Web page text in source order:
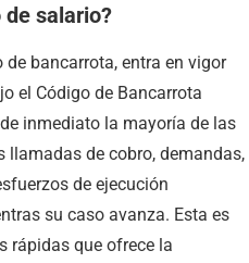
salario?
bancarrota, entra en vigor
el Código de Bancarrota
inmediato la mayoría de las
llamadas de cobro, demandas,
de ejecución
su caso avanza. Esta es
rápidas que ofrece la